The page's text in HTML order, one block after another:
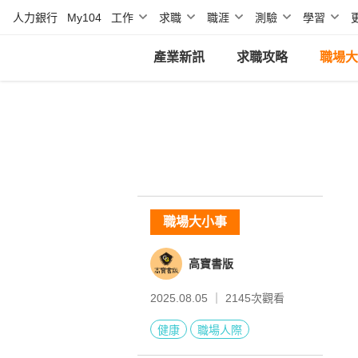
人力銀行 My104 工作 求職 職涯 測驗 學習
產業新訊 求職攻略 職場
職場大小事
高寶書版
2025.08.05 ｜ 2145次觀看
健康 職場人際